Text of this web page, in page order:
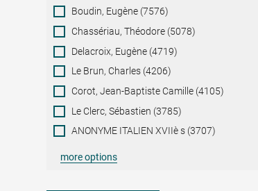
Boudin, Eugène (7576)
Chassériau, Théodore (5078)
Delacroix, Eugène (4719)
Le Brun, Charles (4206)
Corot, Jean-Baptiste Camille (4105)
Le Clerc, Sébastien (3785)
ANONYME ITALIEN XVIIè s (3707)
more options